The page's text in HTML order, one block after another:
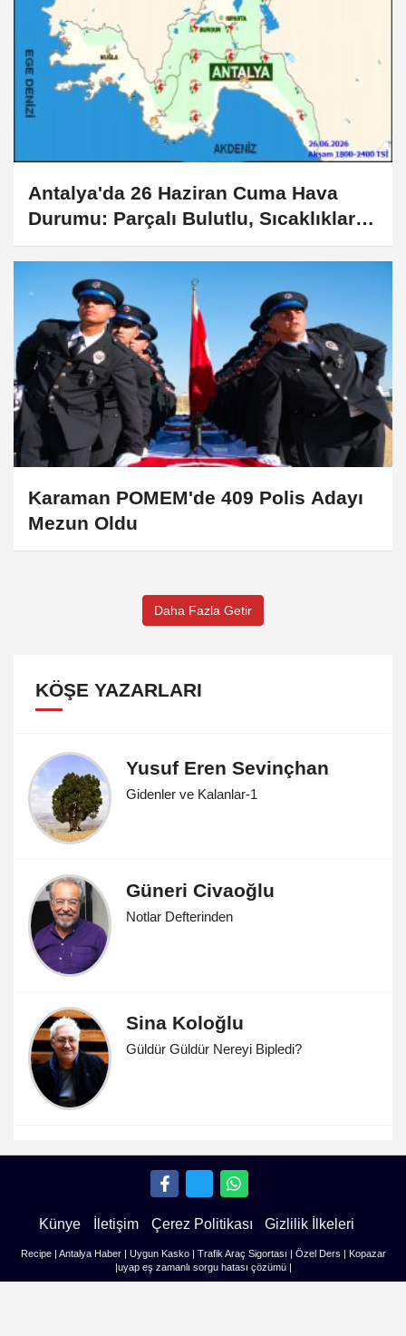
Antalya'da 26 Haziran Cuma Hava
Durumu: Parçalı Bulutlu, Sıcaklıklar
Yükseliyor
Karaman POMEM'de 409 Polis Adayı
Mezun Oldu
Daha Fazla Getir
KÖŞE YAZARLARI
Yusuf Eren Sevinçhan
Gidenler ve Kalanlar-1
Güneri Civaoğlu
Notlar Defterinden
Sina Koloğlu
Güldür Güldür Nereyi Bipledi?
Künye İletişim Çerez Politikası Gizlilik İlkeleri
Recipe| Antalya Haber| Uygun Kasko| Trafik Araç Sigortası Özel Ders
Kopazar
uyap eş zamanlı sorgu hatası çözümü|